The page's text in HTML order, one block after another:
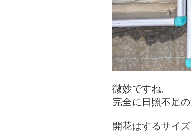
微妙ですね。
完全に日照不足
開花はするサイ